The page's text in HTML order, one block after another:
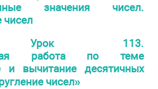
значения чисел.
чисел
Урок 113.
работа по теме
и вычитание десятичных
чисел»